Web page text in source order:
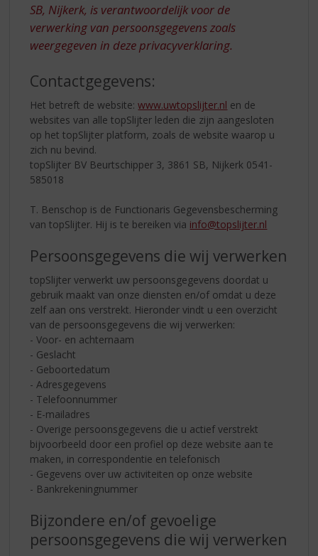
SB, Nijkerk, is verantwoordelijk voor de
verwerking van persoonsgegevens zoals
weergegeven in deze privacyverklaring.
Contactgegevens:
Het betreft de website:www.uwtopslijter.nl en de
websites van alle topSlijter leden die zijn aangesloten
op het topSlijter platform, zoals de website waarop u
zich nu bevind.
topSlijter BV Beurtschipper 3, 3861 SB, Nijkerk 0541-
585018
T. Benschop is de Functionaris Gegevensbescherming
van topSlijter. Hij is te bereiken via info@topslijter.nl
Persoonsgegevens die wij verwerken
topSlijter verwerkt uw persoonsgegevens doordat u
gebruik maakt van onze diensten en/of omdat u deze
zelf aan ons verstrekt. Hieronder vindt u een overzicht
van de persoonsgegevens die wij verwerken:
- Voor- en achternaam
- Geslacht
- Geboortedatum
- Adresgegevens
- Telefoonnummer
- E-mailadres
- Overige persoonsgegevens die u actief verstrekt
bijvoorbeeld door een profiel op deze website aan te
maken, in correspondentie en telefonisch
- Gegevens over uw activiteiten op onze website
- Bankrekeningnummer
Bijzondere en/of gevoelige
persoonsgegevens die wij verwerken